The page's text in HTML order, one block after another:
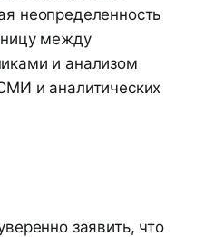
неопределенность
между
и анализом
и аналитических
заявить, что